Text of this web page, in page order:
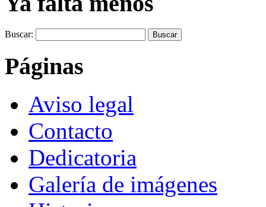
Buscar:
Páginas
Aviso legal
Contacto
Dedicatoria
Galería de imágenes